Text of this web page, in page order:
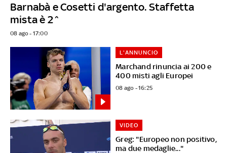
Barnabà e Cosetti d'argento. Staffetta
mista è 2^
08 ago - 17:00
Marchand rinuncia ai 200 e
400 misti agli Europei
L'ANNUNCIO
08 ago - 16:25
Greg: "Europeo non positivo,
ma due medaglie..."
VIDEO